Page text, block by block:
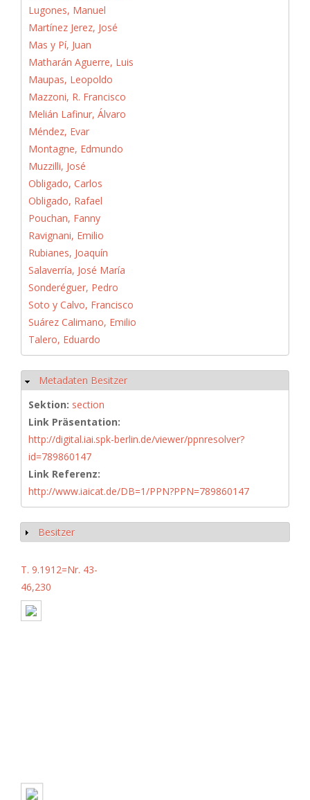
Lugones, Manuel
Martínez Jerez, José
Mas y Pí, Juan
Matharán Aguerre, Luis
Maupas, Leopoldo
Mazzoni, R. Francisco
Melián Lafinur, Álvaro
Méndez, Evar
Montagne, Edmundo
Muzzilli, José
Obligado, Carlos
Obligado, Rafael
Pouchan, Fanny
Ravignani, Emilio
Rubianes, Joaquín
Salaverría, José María
Sonderéguer, Pedro
Soto y Calvo, Francisco
Suárez Calimano, Emilio
Talero, Eduardo
Hide
Metadaten Besitzer
Sektion: section
Link Präsentation:
http://digital.iai.spk-berlin.de/viewer/ppnresolver?
id=789860147
Link Referenz:
http://www.iaicat.de/DB=1/PPN?PPN=789860147
Show
Besitzer
T. 9.1912=Nr. 43-
46,230